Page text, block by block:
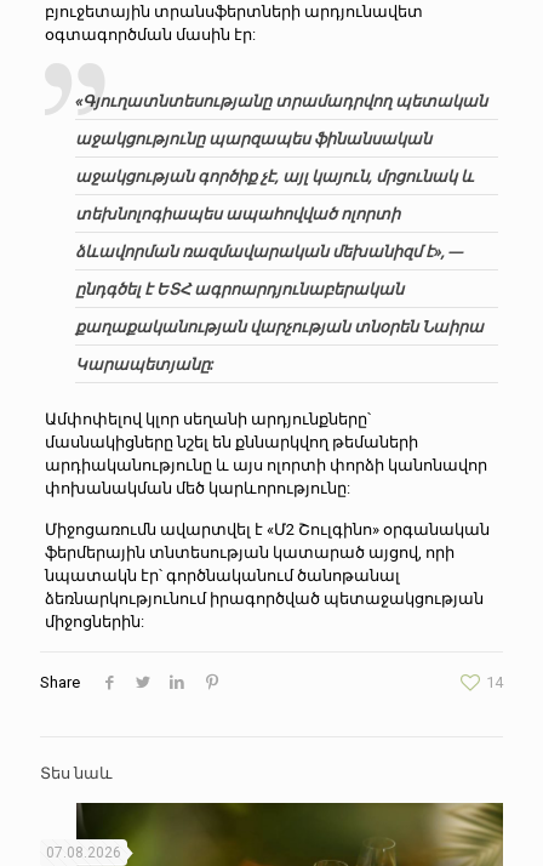
բյուջետային տրանսֆերտների արդյունավետ
օգտագործման մասին էր:
«Գյուղատնտեսությանը տրամադրվող պետական
աջակցությունը պարզապես ֆինանսական
աջակցության գործիք չէ, այլ կայուն, մրցունակ և
տեխնոլոգիապես ապահովված ոլորտի
ձևավորման ռազմավարական մեխանիզմ է», —
ընդգծել է ԵՏՀ ագրոարդյունաբերական
քաղաքականության վարչության տնօրեն Նաիրա
Կարապետյանը:
Ամփոփելով կլոր սեղանի արդյունքները՝
մասնակիցները նշել են քննարկվող թեմաների
արդիականությունը և այս ոլորտի փորձի կանոնավոր
փոխանակման մեծ կարևորությունը:
Միջոցառումն ավարտվել է «Մ2 Շուլգինո» օրգանական
ֆերմերային տնտեսության կատարած այցով, որի
նպատակն էր՝ գործնականում ծանոթանալ
ձեռնարկությունում իրագործված պետաջակցության
միջոցներին:
Share 14
Տես նաև
07.08.2026